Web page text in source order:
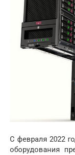
С февраля 2022
оборудования